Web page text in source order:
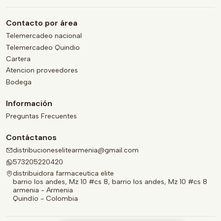
Contacto por área
Telemercadeo nacional
Telemercadeo Quindio
Cartera
Atencion proveedores
Bodega
Información
Preguntas Frecuentes
Contáctanos
distribucioneselitearmenia@gmail.com
573205220420
distribuidora farmaceutica elite
barrio los andes, Mz 10 #cs 8, barrio los andes, Mz 10 #cs 8
armenia - Armenia
Quindío - Colombia